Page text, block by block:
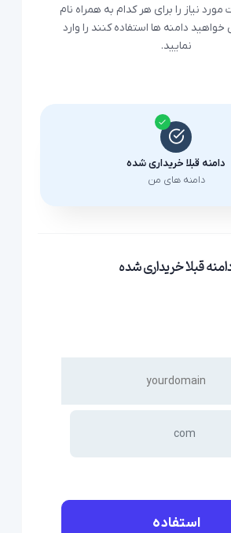
مورد نیاز را برای هر کدام به همراه نام
دامنه ها استفاده کنند را وارد
نمایید.
دامنه قبلا خریداری شده
دامنه های من
قبلا خریداری شده
استفاده